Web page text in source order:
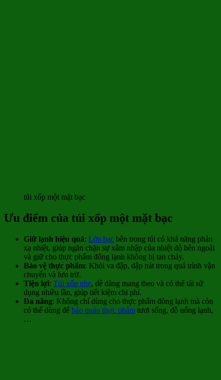
túi xốp một mặt bạc
Ưu điểm của túi xốp một mặt bạc
Giữ lạnh hiệu quả: Lớp bạc bên trong túi có khả năng phản
xạ nhiệt, giúp ngăn chặn sự xâm nhập của nhiệt độ bên ngoài
và giữ cho thực phẩm đông lạnh không bị tan chảy.
Bảo vệ thực phẩm: Khỏi va đập, dập nát trong quá trình vận
chuyển và lưu trữ.
Tiện lợi: Túi xốp nhẹ, dễ dàng mang theo và có thể tái sử
dụng nhiều lần, giúp tiết kiệm chi phí.
Đa năng: Không chỉ dùng cho thực phẩm đông lạnh mà còn
có thể dùng để bảo quản thực phẩm tươi sống, đồ uống lạnh,
…